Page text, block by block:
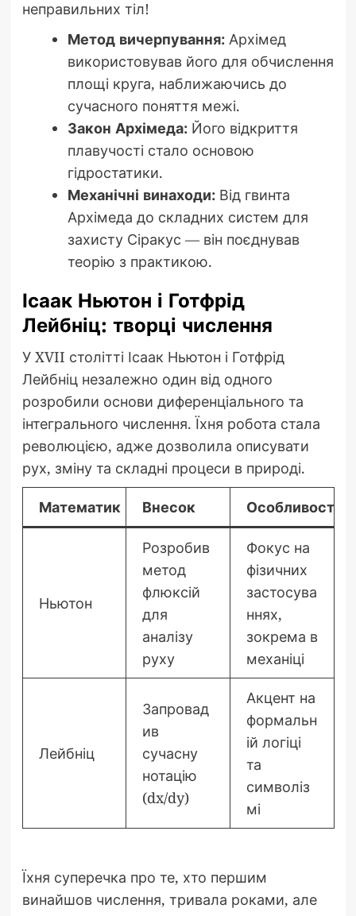
неправильних тіл!
Метод вичерпування:Архімед
використовував його для обчислення
площі круга, наближаючись до
сучасного поняття межі.
Закон Архімеда:Його відкриття
плавучості стало основою
гідростатики.
Механічні винаходи:Від гвинта
Архімеда до складних систем для
захисту Сіракус — він поєднував
теорію з практикою.
Ісаак Ньютон і Готфрід
Лейбніц: творці числення
У XVII столітті Ісаак Ньютон і Готфрід
Лейбніц незалежно один від одного
розробили основи диференціального та
інтегрального числення. Їхня робота стала
революцією, адже дозволила описувати
рух, зміну та складні процеси в природі.
Математик Внесок Особливості
Ньютон
Розробив
метод
флюксій
для
аналізу
руху
Фокус на
фізичних
застосува
ннях,
зокрема в
механіці
Лейбніц
Запровад
ив
сучасну
нотацію
(dx/dy)
Акцент на
формальн
ій логіці
та
символіз
мі
Їхня суперечка про те, хто першим
винайшов числення, тривала роками, але